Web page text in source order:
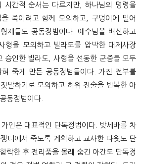
시간적 순서는 다르지만, 하나님의 명령을
죽이려고 함께 모의하고, 구덩이에 밀어
제들도 공동정범이다. 예수님을 배신하고
형을 모의하고 빌라도를 압박한 대제사장
승인한 빌라도, 사형을 선동한 군중들 모두
죽게 만든 공동정범들이다. 가진 전부를
말하기로 모의하고 허위 진술을 반복한 아
동정범이다.
인은 대표적인 단독정범이다. 밧세바를 차
터에서 죽도록 계획하고 교사한 다윗도 단
락한 후 전리품을 몰래 숨긴 아간도 단독정